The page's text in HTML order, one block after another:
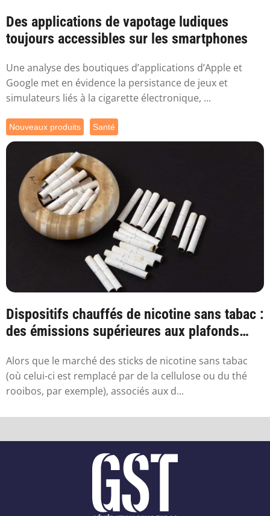
Des applications de vapotage ludiques
toujours accessibles sur les smartphones
Une analyse des boutiques d’applications d’Apple et
Google met en évidence la persistance de jeux et
simulateurs liés à la cigarette électronique, ...
Nouveaux produits Santé
Dispositifs chauffés de nicotine sans tabac :
des émissions supérieures aux plafonds
Alors que le marché des sticks de nicotine sans tabac
(où celui-ci est remplacé par de la cellulose ou du thé
rooibos, par exemple), associés aux d...